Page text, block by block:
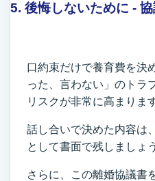
5. 後悔しないために -
口約束だけで養育費を決
った、言わない」のトラ
リスクが非常に高まりま
話し合いで決めた内容は
として書面で残しましょ
さらに、この離婚協議書